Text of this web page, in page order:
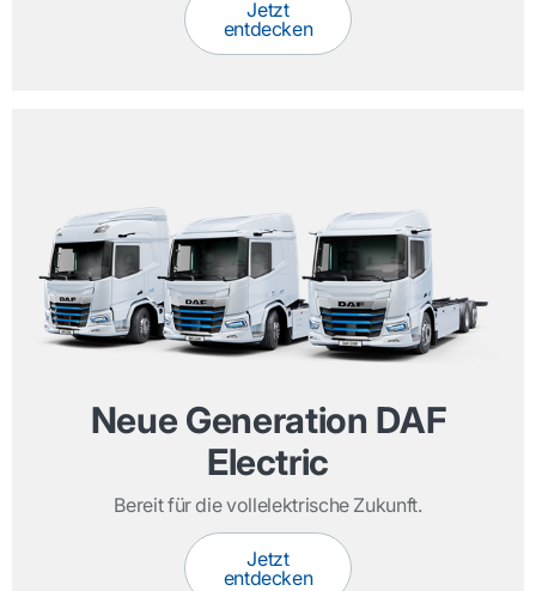
Jetzt
entdecken
Neue Generation DAF
Electric
Bereit für die vollelektrische Zukunft.
Jetzt
entdecken